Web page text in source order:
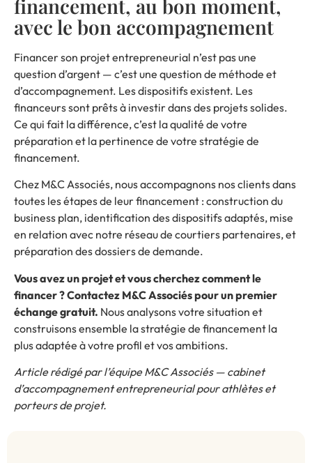
financement, au bon moment,
avec le bon accompagnement
Financer son projet entrepreneurial n’est pas une
question d’argent — c’est une question de méthode et
d’accompagnement. Les dispositifs existent. Les
financeurs sont prêts à investir dans des projets solides.
Ce qui fait la différence, c’est la qualité de votre
préparation et la pertinence de votre stratégie de
financement.
Chez M&C Associés, nous accompagnons nos clients dans
toutes les étapes de leur financement : construction du
business plan, identification des dispositifs adaptés, mise
en relation avec notre réseau de courtiers partenaires, et
préparation des dossiers de demande.
Vous avez un projet et vous cherchez comment le
financer ? Contactez M&C Associés pour un premier
échange gratuit. Nous analysons votre situation et
construisons ensemble la stratégie de financement la
plus adaptée à votre profil et vos ambitions.
Article rédigé par l’équipe M&C Associés — cabinet
d’accompagnement entrepreneurial pour athlètes et
porteurs de projet.